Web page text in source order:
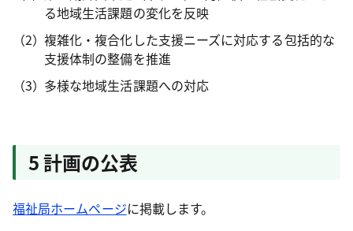
る地域生活課題の変化を反映
複雑化・複合化した支援ニーズに対応する包括的な
支援体制の整備を推進
多様な地域生活課題への対応
5 計画の公表
福祉局ホームページに掲載します。